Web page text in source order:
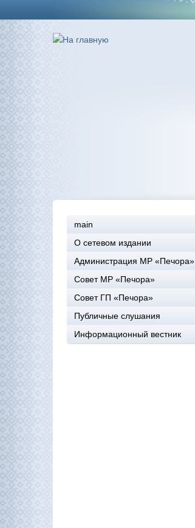
main
О сетевом издании
Администрация МР «Печора»
Совет МР «Печора»
Совет ГП «Печора»
Публичные слушания
Информационный вестник